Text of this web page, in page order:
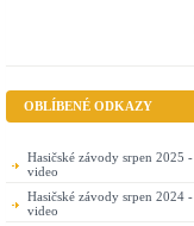
OBLÍBENÉ ODKAZY
Hasičské závody srpen 2025 -
video
Hasičské závody srpen 2024 -
video